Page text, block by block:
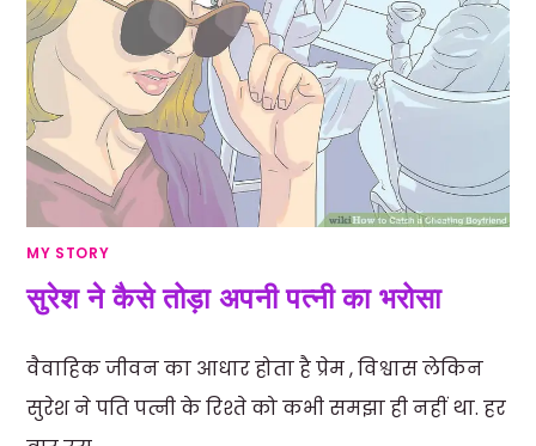
MY STORY
सुरेश ने कैसे तोड़ा अपनी पत्नी का भरोसा
वैवाहिक जीवन का आधार होता है प्रेम , विश्वास लेकिन
सुरेश ने पति पत्नी के रिश्ते को कभी समझा ही नहीं था. हर